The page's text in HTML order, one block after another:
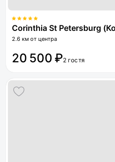
Corinthia St Petersburg
2.6 км от центра
20 500 ₽2 гостя